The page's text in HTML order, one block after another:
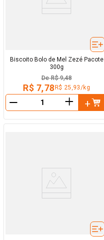
Biscoito Bolo de Mel Zezé Pacote
300g
De R$ 9,48
R$ 7,78 R$ 25,93/kg
＋